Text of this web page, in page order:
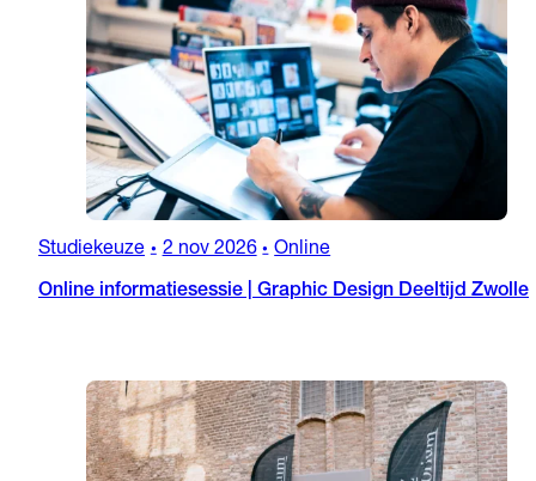
Studiekeuze • 2 nov 2026 • Online
Online informatiesessie | Graphic Design Deeltijd Zwolle